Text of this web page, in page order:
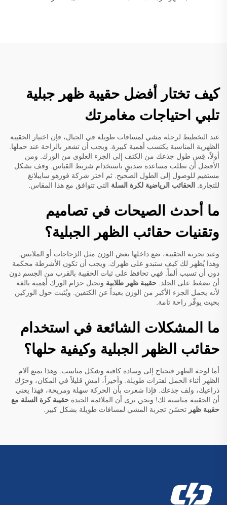
كيف تختار أفضل حقيبة ظهر جبلية
تلبي احتياجات مغامرتك
عند التخطيط لرحلة مشي لمسافات طويلة في الجبال، فإن اختيار الحقيبة
الظهرية المناسبة يكتسب أهمية كبيرة. ويجب أن تشعر بالراحة عند حملها.
أولاً، قِس طول جذعك من الكتف إلى الجزء العلوي من الورك. ومن
الأفضل أن تطلب مساعدة صديقٍ باستخدام شريط القياس. وقف بشكل
مستقيم للوصول إلى الطول الصحيح. ثم اختر شركة فوزهو سايبلانغ
للتجارة. الحقائب الرياضية لكرة السلة التي تتوافق مع هذا المقاس.
ما أحدث الصيحات في تصاميم
وتقنيات حقائب الظهر الجبلية؟
وعند تجربة الحقيبة، ضع داخلها بعض الوزن مثل الزجاجات أو الملابس.
وهذا يُظهر لك كيف ستبدو على ظهرك. ويجب أن تكون الأشرطة محكمة
دون أن تسبب ألماً. فهي تحافظ على ثبات الحقيبة بالقرب من الجسم دون
أن تضغط على الجلد. حقيبة ظهر طلابية وتحتل حزام الورك أهمية بالغة
لأنه يحمل الجزء الأكبر من الوزن بعيداً عن الكتفين. ويُثبت حول الوركين
بحيث يوفّر راحة تامة.
ما المشكلات الشائعة في استخدام
حقائب الظهر الجبلية وكيفية حلها؟
أما لوحة الظهر فتحتاج إلى وسادة كافية وشكل مناسب. وهذا يمنع آلام
الظهر أثناء الحمل لفترات طويلة. وأخيراً، امشِ قليلاً في المكان، وحرّك
ذراعيك، ولف جذعك. فإذا شعرت بأن الحركة سهلة ومريحة، فهذا يعني
أن الحقيبة مناسبة لك! ونحن نرى أن الملائمة الجيدة حقيبة كرة السلة مع
حقيبة ظهر تحسّن تجربة المشي لمسافات طويلة بشكل كبير.